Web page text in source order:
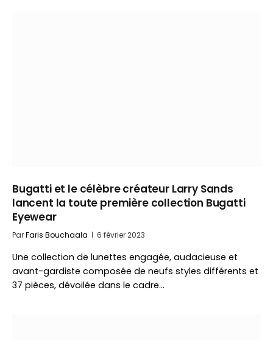
Bugatti et le célèbre créateur Larry Sands
lancent la toute première collection Bugatti
Eyewear
ParFaris Bouchaala 6 février 2023
Une collection de lunettes engagée, audacieuse et
avant-gardiste composée de neufs styles différents et
37 pièces, dévoilée dans le cadre…